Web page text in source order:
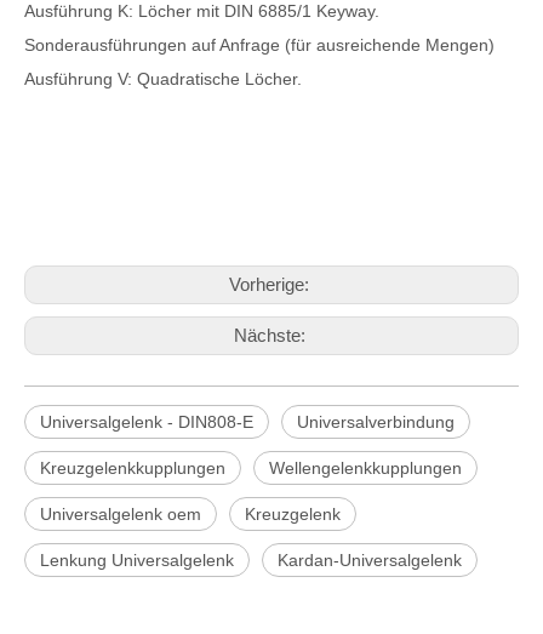
Ausführung K: Löcher mit DIN 6885/1 Keyway.
Sonderausführungen auf Anfrage (für ausreichende Mengen)
Ausführung V: Quadratische Löcher.
Vorherige:
Nächste:
Universalgelenk - DIN808-E Universalverbindung
Kreuzgelenkkupplungen Wellengelenkkupplungen
Universalgelenk oem Kreuzgelenk
Lenkung Universalgelenk Kardan-Universalgelenk